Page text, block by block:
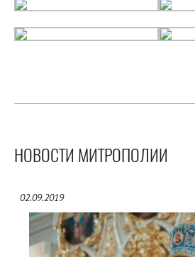
НОВОСТИ МИТРОПОЛИИ
02.09.2019